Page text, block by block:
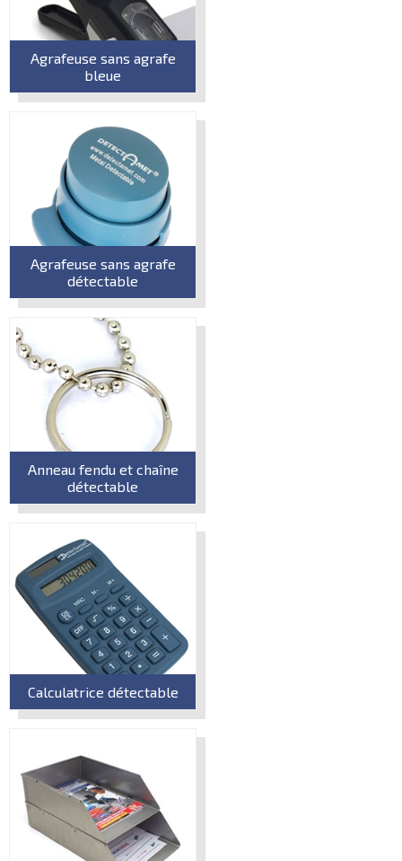
Agrafeuse sans agrafe
bleue
Agrafeuse sans agrafe
détectable
Anneau fendu et chaîne
détectable
Calculatrice détectable